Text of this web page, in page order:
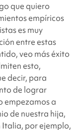
que quiero
empíricos
es muy
entre estas
veo más éxito
esto,
decir, para
de lograr
empezamos a
de nuestra hija,
Italia, por ejemplo,